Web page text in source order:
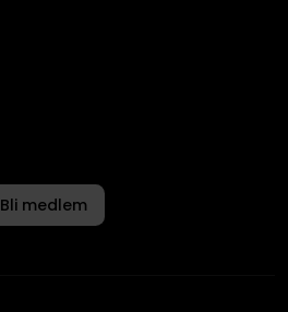
Bli medlem